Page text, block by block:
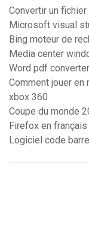
Convertir un fichier
Microsoft visual
Bing moteur de
Media center
Word pdf
Comment jouer
xbox 360
Coupe du monde
Firefox en
Logiciel code